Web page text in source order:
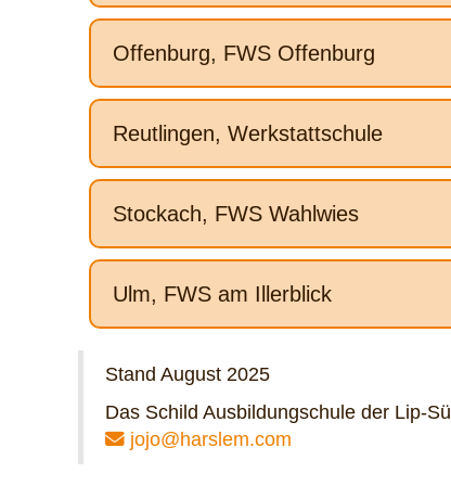
Offenburg, FWS Offenburg
Reutlingen, Werkstattschule
Stockach, FWS Wahlwies
Ulm, FWS am Illerblick
Stand August 2025
Das Schild Ausbildungschule der Lip-
jojo@harslem.com